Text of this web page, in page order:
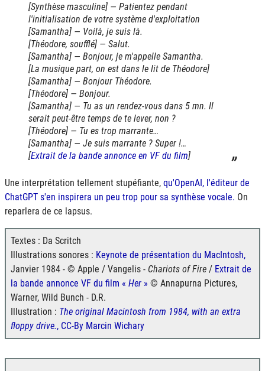
[Synthèse masculine] — Patientez pendant
l'initialisation de votre système d'exploitation
[Samantha] — Voilà, je suis là.
[Théodore, soufflé] — Salut.
[Samantha] — Bonjour, je m'appelle Samantha.
[La musique part, on est dans le lit de Théodore]
[Samantha] — Bonjour Théodore.
[Théodore] — Bonjour.
[Samantha] — Tu as un rendez-vous dans 5 mn. Il
serait peut-être temps de te lever, non ?
[Théodore] — Tu es trop marrante…
[Samantha] — Je suis marrante ? Super !…
[Extrait de la bande annonce en VF du film]
Une interprétation tellement stupéfiante, qu'OpenAI, l'éditeur de
ChatGPT s'en inspirera un peu trop pour sa synthèse vocale. On
reparlera de ce lapsus.
Textes : Da Scritch
Illustrations sonores : Keynote de présentation du MacIntosh,
Janvier 1984 - © Apple / Vangelis - Chariots of Fire / Extrait de
la bande annonce VF du film « Her » © Annapurna Pictures,
Warner, Wild Bunch - D.R.
Illustration : The original Macintosh from 1984, with an extra
floppy drive., CC-By Marcin Wichary